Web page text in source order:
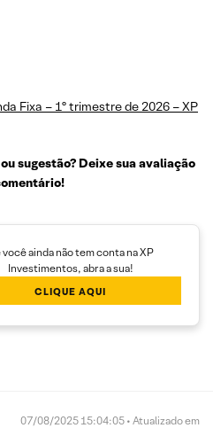
Fixa – 1º trimestre de 2026 – XP
sugestão? Deixe sua avaliação
você ainda não tem conta na XP
Investimentos, abra a sua!
CLIQUE AQUI
07/08/2025 15:04:05 • Atualizado em